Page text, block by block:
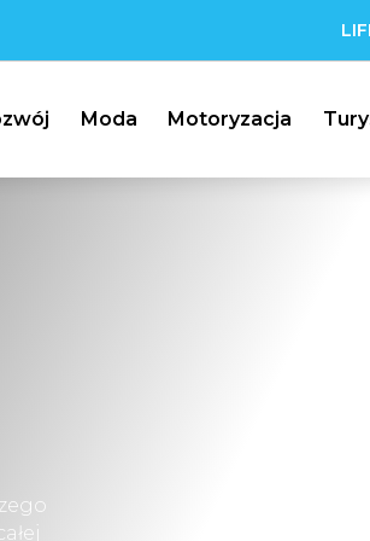
Moda Motoryzacja